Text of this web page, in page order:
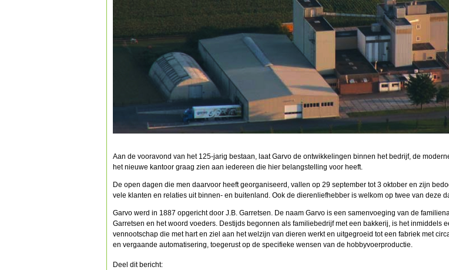
Aan de vooravond van het 125-jarig bestaan, laat Garvo de ontwikkelingen binnen het bedrijf, de
het nieuwe kantoor graag zien aan iedereen die hier belangstelling voor heeft.
De open dagen die men daarvoor heeft georganiseerd, vallen op 29 september tot 3 oktober en zijn
vele klanten en relaties uit binnen- en buitenland. Ook de dierenliefhebber is welkom op twee van deze
Garvo werd in 1887 opgericht door J.B. Garretsen. De naam Garvo is een samenvoeging van de
Garretsen en het woord voeders. Destijds begonnen als familiebedrijf met een bakkerij, is het inmiddels
vennootschap die met hart en ziel aan het welzijn van dieren werkt en uitgegroeid tot een fabriek met
en vergaande automatisering, toegerust op de specifieke wensen van de hobbyvoerproductie.
Deel dit bericht: